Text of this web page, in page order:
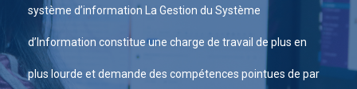
système d’information La Gestion du Système
d’Information constitue une charge de travail de plus en
plus lourde et demande des compétences pointues de par